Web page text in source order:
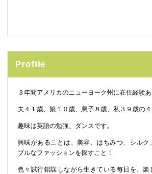
Profile
３年間アメリカのニューヨーク州に在住経験あ
夫４１歳、娘１０歳、息子８歳、私３９歳の４
趣味は英語の勉強、ダンスです。
興味があることは、美容、はちみつ、シルク
プルなファッションを探すこと！
色々試行錯誤しながら生きている毎日を、楽